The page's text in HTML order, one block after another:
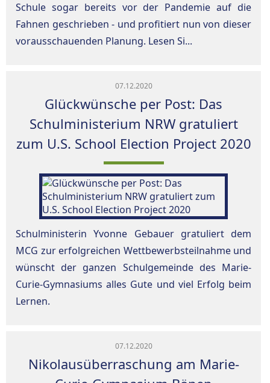
Schule sogar bereits vor der Pandemie auf die
Fahnen geschrieben - und profitiert nun von dieser
vorausschauenden Planung. Lesen Si...
07.12.2020
Glückwünsche per Post: Das
Schulministerium NRW gratuliert
zum U.S. School Election Project 2020
Schulministerin Yvonne Gebauer gratuliert dem
MCG zur erfolgreichen Wettbewerbsteilnahme und
wünscht der ganzen Schulgemeinde des Marie-
Curie-Gymnasiums alles Gute und viel Erfolg beim
Lernen.
07.12.2020
Nikolausüberraschung am Marie-